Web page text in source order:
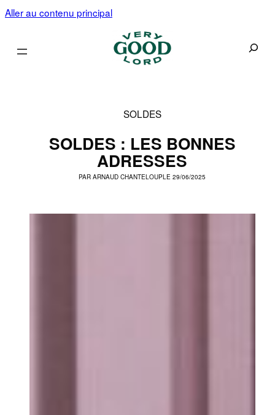
Aller au contenu principal
SOLDES
SOLDES : LES BONNES
ADRESSES
PARARNAUD CHANTELOUPLE 29/06/2025